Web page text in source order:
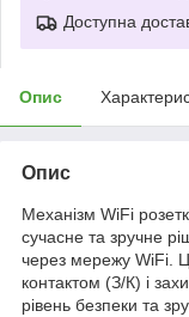
Доступна
Опис
Опис
Механізм WiFi
сучасне та зручне
через мережу WiFi.
контактом (З/К) і
рівень безпеки та